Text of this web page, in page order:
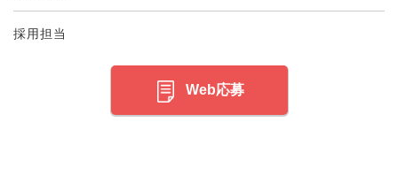
採用担当
Web応募